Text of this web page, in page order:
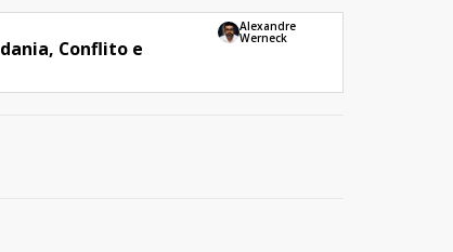
Conflito e
Alexandre
Werneck